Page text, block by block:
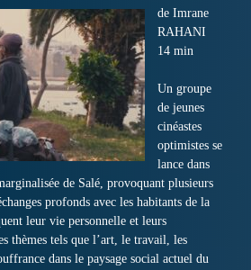
de Imrane
RAHANI
14 min
Un groupe
de jeunes
cinéastes
optimistes se
lance dans
de Salé, provoquant plusieurs
profonds avec les habitants de la
leur vie personnelle et leurs
thèmes tels que l’art, le travail, les
dans le paysage social actuel du